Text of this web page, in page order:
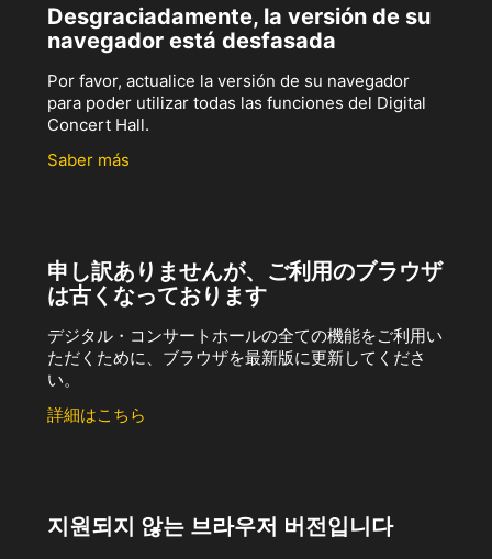
Desgraciadamente, la versión de su
navegador está desfasada
Por favor, actualice la versión de su navegador
para poder utilizar todas las funciones del Digital
Concert Hall.
Saber más
申し訳ありませんが、ご利用のブラウザ
は古くなっております
デジタル・コンサートホールの全ての機能をご利用い
ただくために、ブラウザを最新版に更新してくださ
い。
詳細はこちら
지원되지 않는 브라우저 버전입니다